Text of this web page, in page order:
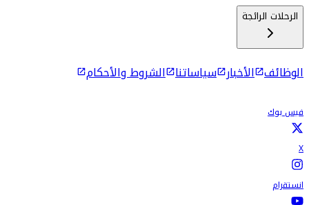
الرحلات الرائجة
الوظائف الأخبار سياساتنا الشروط والأحكام
فيس بوك
X
انستقرام